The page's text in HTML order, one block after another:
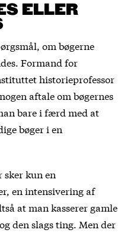
ELLER
om bøgerne
Formand for
historieprofessor
aftale om bøgernes
bare i færd med at
bøger i en
sker kun en
en intensivering af
at man kasserer gamle
den slags ting. Men der